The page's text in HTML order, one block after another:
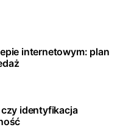
internetowym: plan
identyfikacja